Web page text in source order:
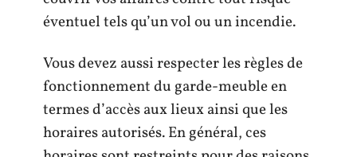
éventuel tels qu’un vol ou un incendie.
Vous devez aussi respecter les règles de
fonctionnement du garde-meuble en
termes d’accès aux lieux ainsi que les
horaires autorisés. En général, ces